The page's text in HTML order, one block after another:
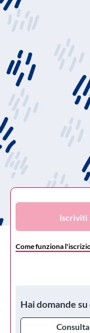
Iscriviti
Come funziona
Hai domande